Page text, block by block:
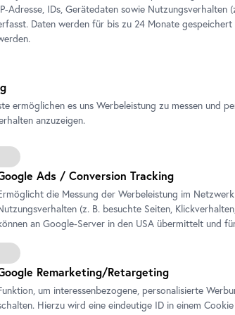
Adresse, IDs, Gerätedaten sowie Nutzungsverhalten
Daten werden für bis zu 24 Monate
ermöglichen es uns Werbeleistung zu messen und
anzuzeigen.
Ads / Conversion Tracking
die Messung der Werbeleistung im
(z. B. besuchte Seiten,
an Google-Server in den USA übermittelt und
Remarketing/Retargeting
um interessenbezogene, personalisierte
Hierzu wird eine eindeutige ID in einem